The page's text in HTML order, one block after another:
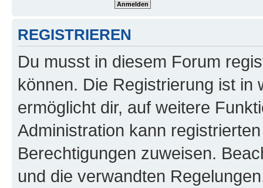
REGISTRIEREN
Du musst in diesem Forum
können. Die Registrierung ist in
ermöglicht dir, auf weitere
Administration kann
Berechtigungen zuweisen.
und die verwandten